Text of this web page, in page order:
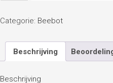
Categorie: Beebot
Beschrijving
Beschrijving